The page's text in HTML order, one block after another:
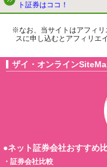
ト証券はココ！
※なお、当サイトはアフィリ
スに申し込むとアフィリエ
ザイ・オンライン
●ネット証券会社おすすめ
・ 証券会社比較